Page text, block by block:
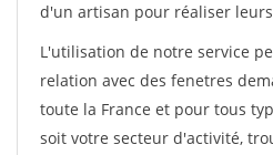
d'un artisan pour réaliser
L'utilisation de notre service
relation avec des fenetres
toute la France et pour tous
soit votre secteur d'activité,